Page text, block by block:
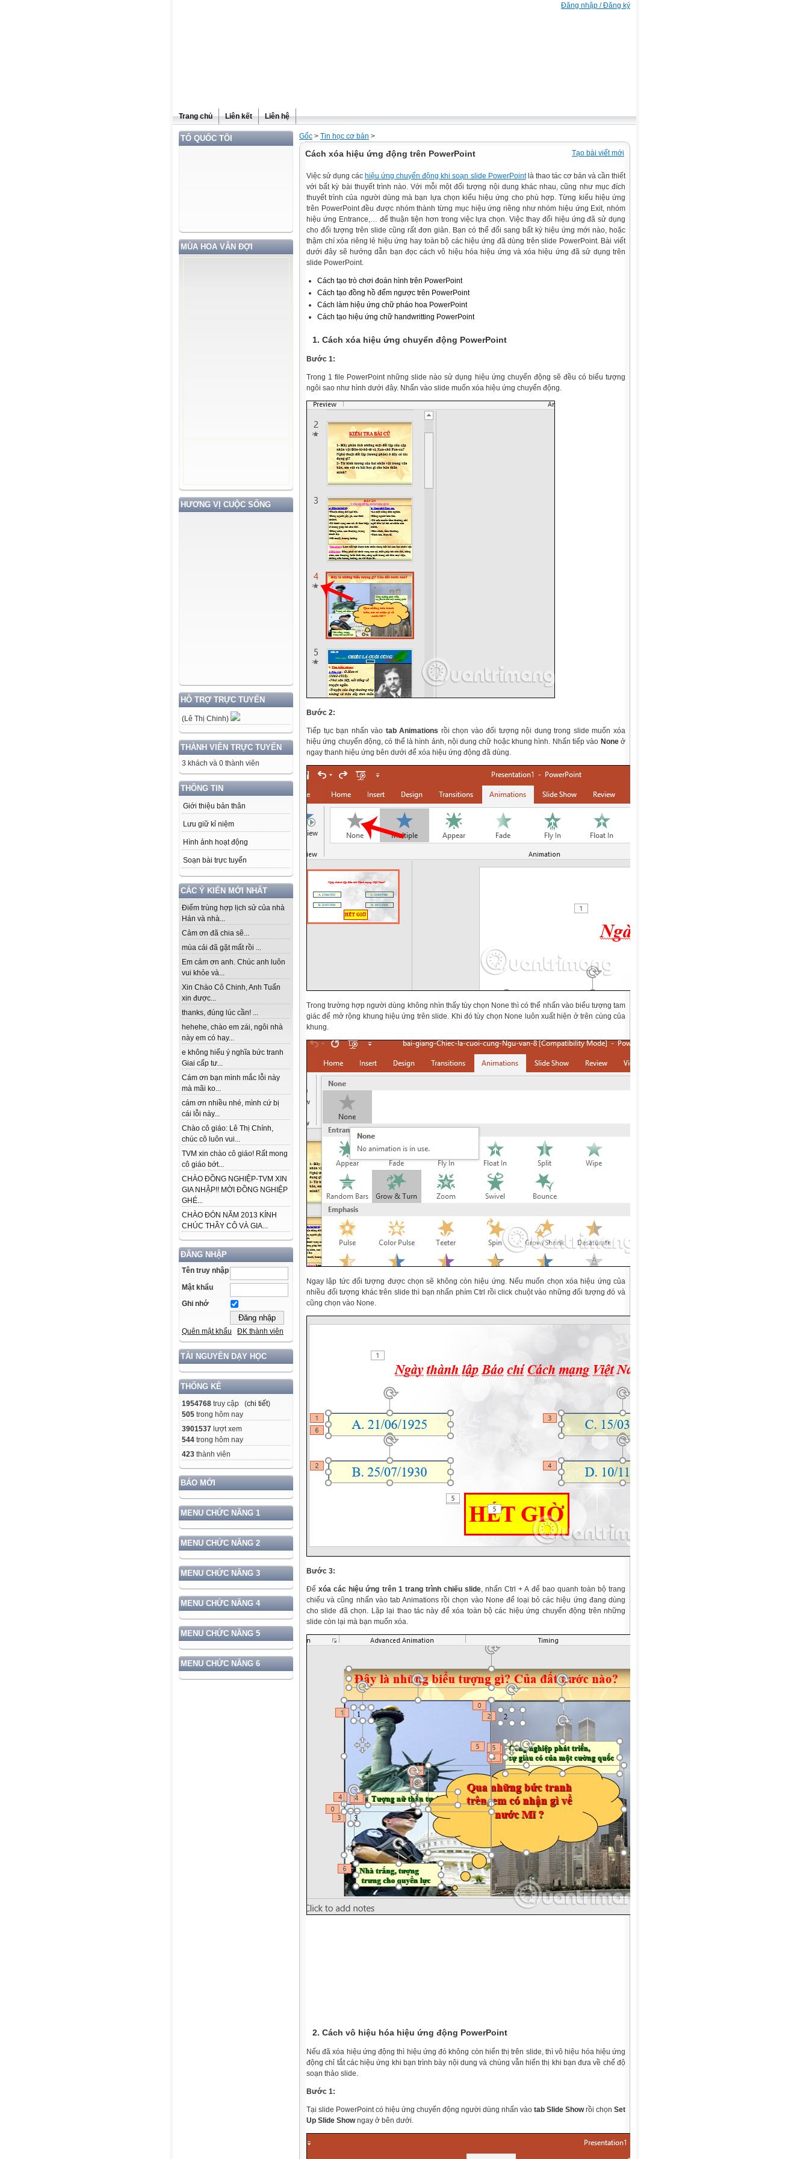
Đăng nhập / Đăng ký
Trang chủ Liên kết Liên hệ
TỔ QUỐC TÔI
MÙA HOA VẪN ĐỢI
HƯƠNG VỊ CUỘC SỐNG
HỖ TRỢ TRỰC TUYẾN
(Lê Thị Chinh)
THÀNH VIÊN TRỰC TUYẾN
3 khách và 0 thành viên
THÔNG TIN
Giới thiệu bản thân
Lưu giữ kỉ niệm
Hình ảnh hoạt động
Soạn bài trực tuyến
CÁC Ý KIẾN MỚI NHẤT
Điểm trùng hợp lịch sử của nhà
Hán và nhà...
Cảm ơn đã chia sẽ...
mùa cải đã gặt mất rồi ...
Em cảm ơn anh. Chúc anh luôn
vui khỏe và...
Xin Chào Cô Chinh, Anh Tuấn
xin được...
thanks, đúng lúc cần! ...
hehehe, chào em zái, ngôi nhà
này em có hay...
e không hiểu ý nghĩa bức tranh
Giai cấp tư...
Cám ơn bạn mình mắc lỗi này
mà mãi ko...
cám ơn nhiều nhé, mình cứ bị
cái lỗi này...
Chào cô giáo: Lê Thị Chính,
chúc cô luôn vui...
TVM xin chào cô giáo! Rất mong
cô giáo bớt...
CHÀO ĐỒNG NGHIỆP-TVM XIN
GIA NHẬP!! MỜI ĐỒNG NGHIỆP
GHÉ...
CHÀO ĐÓN NĂM 2013 KÍNH
CHÚC THẦY CÔ VÀ GIA...
ĐĂNG NHẬP
Tên truy nhập
Mật khẩu
Ghi nhớ
Quên mật khẩu ĐK thành viên
TÀI NGUYÊN DẠY HỌC
THỐNG KÊ
1954768 truy cập (chi tiết)
505 trong hôm nay
3901537 lượt xem
544 trong hôm nay
423 thành viên
BÁO MỚI
MENU CHỨC NĂNG 1
MENU CHỨC NĂNG 2
MENU CHỨC NĂNG 3
MENU CHỨC NĂNG 4
MENU CHỨC NĂNG 5
MENU CHỨC NĂNG 6
Gốc > Tin học cơ bản >
Tạo bài viết mới
Cách xóa hiệu ứng động trên PowerPoint
Việc sử dụng các hiệu ứng chuyển động khi soạn slide PowerPointlà thao tác cơ bản và cần thiết
với bất kỳ bài thuyết trình nào. Với mỗi một đối tượng nội dung khác nhau, cũng như mục đích
thuyết trình của người dùng mà bạn lựa chọn kiểu hiệu ứng cho phù hợp. Từng kiểu hiệu ứng
trên PowerPoint đều được nhóm thành từng mục hiệu ứng riêng như nhóm hiệu ứng Exit, nhóm
hiệu ứng Entrance,… để thuận tiện hơn trong việc lựa chọn. Việc thay đổi hiệu ứng đã sử dụng
cho đối tượng trên slide cũng rất đơn giản. Bạn có thể đổi sang bất kỳ hiệu ứng mới nào, hoặc
thậm chí xóa riêng lẻ hiệu ứng hay toàn bộ các hiệu ứng đã dùng trên slide PowerPoint. Bài viết
dưới đây sẽ hướng dẫn bạn đọc cách vô hiệu hóa hiệu ứng và xóa hiệu ứng đã sử dụng trên
slide PowerPoint.
Cách tạo trò chơi đoán hình trên PowerPoint
Cách tạo đồng hồ đếm ngược trên PowerPoint
Cách làm hiệu ứng chữ pháo hoa PowerPoint
Cách tạo hiệu ứng chữ handwritting PowerPoint
1. Cách xóa hiệu ứng chuyển động PowerPoint
Bước 1:
Trong 1 file PowerPoint những slide nào sử dụng hiệu ứng chuyển động sẽ đều có biểu tượng
ngôi sao như hình dưới đây. Nhấn vào slide muốn xóa hiệu ứng chuyển động.
Bước 2:
Tiếp tục bạn nhấn vào tab Animations rồi chọn vào đối tượng nội dung trong slide muốn xóa
hiệu ứng chuyển động, có thể là hình ảnh, nội dung chữ hoặc khung hình. Nhấn tiếp vào Noneở
ngay thanh hiệu ứng bên dưới để xóa hiệu ứng động đã dùng.
Trong trường hợp người dùng không nhìn thấy tùy chọn None thì có thể nhấn vào biểu tượng tam
giác để mở rộng khung hiệu ứng trên slide. Khi đó tùy chọn None luôn xuất hiện ở trên cùng của
khung.
Ngay lập tức đối tượng được chọn sẽ không còn hiệu ứng. Nếu muốn chọn xóa hiệu ứng của
nhiều đối tượng khác trên slide thì bạn nhấn phím Ctrl rồi click chuột vào những đối tượng đó và
cũng chọn vào None.
Bước 3:
Đểxóa các hiệu ứng trên 1 trang trình chiếu slide, nhấn Ctrl + A để bao quanh toàn bộ trang
chiếu và cũng nhấn vào tab Animations rồi chọn vào None để loại bỏ các hiệu ứng đang dùng
cho slide đã chọn. Lặp lại thao tác này để xóa toàn bộ các hiệu ứng chuyển động trên những
slide còn lại mà bạn muốn xóa.
2. Cách vô hiệu hóa hiệu ứng động PowerPoint
Nếu đã xóa hiệu ứng động thì hiệu ứng đó không còn hiển thị trên slide, thì vô hiệu hóa hiệu ứng
động chỉ tắt các hiệu ứng khi bạn trình bày nội dung và chúng vẫn hiển thị khi bạn đưa về chế độ
soạn thảo slide.
Bước 1:
Tại slide PowerPoint có hiệu ứng chuyển động người dùng nhấn vào tab Slide Showrồi chọn Set
Up Slide Showngay ở bên dưới.